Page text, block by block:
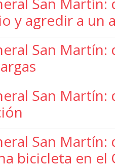
y agredir a un
San
San
San
bicicleta en el